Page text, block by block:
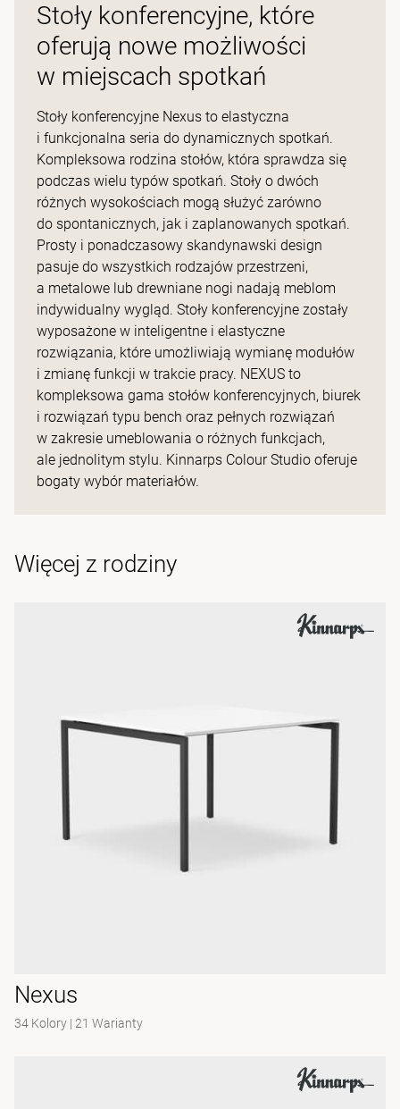
Stoły konferencyjne, które
oferują nowe możliwości
w miejscach spotkań
Stoły konferencyjne Nexus to elastyczna
i funkcjonalna seria do dynamicznych spotkań.
Kompleksowa rodzina stołów, która sprawdza się
podczas wielu typów spotkań. Stoły o dwóch
różnych wysokościach mogą służyć zarówno
do spontanicznych, jak i zaplanowanych spotkań.
Prosty i ponadczasowy skandynawski design
pasuje do wszystkich rodzajów przestrzeni,
a metalowe lub drewniane nogi nadają meblom
indywidualny wygląd. Stoły konferencyjne zostały
wyposażone w inteligentne i elastyczne
rozwiązania, które umożliwiają wymianę modułów
i zmianę funkcji w trakcie pracy. NEXUS to
kompleksowa gama stołów konferencyjnych, biurek
i rozwiązań typu bench oraz pełnych rozwiązań
w zakresie umeblowania o różnych funkcjach,
ale jednolitym stylu. Kinnarps Colour Studio oferuje
bogaty wybór materiałów.
Więcej z rodziny
Nexus
34 Kolory | 21 Warianty